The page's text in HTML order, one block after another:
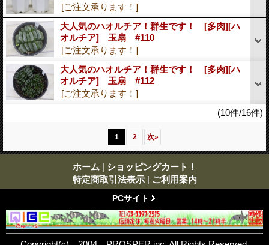
[ご注文承ります！]
大人気のハオルチア！群生です！ [多肉][ハ
オルチア] 玉扇 #110
[ご注文承ります！]
大人気のハオルチア！群生です！ [多肉][ハ
オルチア] 玉扇 #112
[ご注文承ります！]
(10件/16件)
1 2 次»
ホーム | ショッピングカート！
特定商取引法表示 | ご利用案内
PCサイト